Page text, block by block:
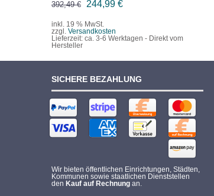
392,49€
Ursprünglicher
war:
244,99 €Aktueller
inkl. 19 % MwSt.
zzgl. Versandkosten
Lieferzeit: ca. 3-6 Werktagen - Direkt vom
Hersteller
SICHERE BEZAHLUNG
Wir bieten öffentlichen Einrichtungen, Städten,
Kommunen sowie staatlichen Dienststellen
den Kauf auf Rechnungan.